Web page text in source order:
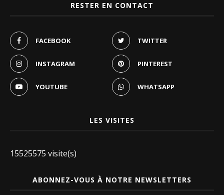
RESTER EN CONTACT
FACEBOOK TWITTER
INSTAGRAM PINTEREST
YOUTUBE WHATSAPP
LES VISITES
15525575 visite(s)
ABONNEZ-VOUS À NOTRE NEWSLETTERS